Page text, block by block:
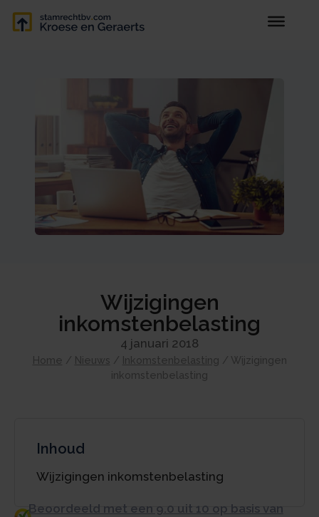
Wijzigingen
inkomstenbelasting
4 januari 2018
Home / Nieuws / Inkomstenbelasting / Wijzigingen
inkomstenbelasting
Inhoud
Wijzigingen inkomstenbelasting
Beoordeeld met een 9.0 uit 10 op basis van